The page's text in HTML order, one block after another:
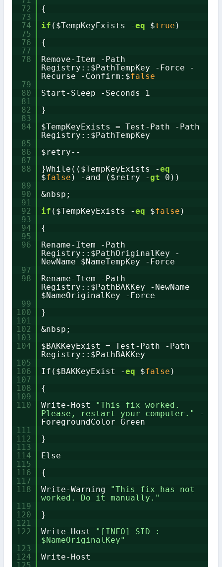
72
{
73
74
if ($TempKeyExists -eq $true )
75
76
{
77
78
Remove-Item -Path
Registry::$PathTempKey -Force -
Recurse -Confirm:$false
79
80
Start-Sleep -Seconds 1
81
82
}
83
84
$TempKeyExists = Test-Path -Path
Registry::$PathTempKey
85
86
$retry--
87
88
}While(($TempKeyExists -eq
$false ) -and ($retry -gt
0))
89
90
&nbsp;
91
92
if ($TempKeyExists -eq $false )
93
94
{
95
96
Rename-Item -Path
Registry::$PathOriginalKey -
NewName $NameTempKey -Force
97
98
Rename-Item -Path
Registry::$PathBAKKey -NewName
$NameOriginalKey -Force
99
100
}
101
102
&nbsp;
103
104
$BAKKeyExist = Test-Path -Path
Registry::$PathBAKKey
105
106
If($BAKKeyExist -eq $false )
107
108
{
109
110
Write-Host
"This fix worked.
Please, restart your computer."
-
ForegroundColor Green
111
112
}
113
114
Else
115
116
{
117
118
Write-Warning
"This fix has not
worked. Do it manually."
119
120
}
121
122
Write-Host
"[INFO] SID :
$NameOriginalKey"
123
124
Write-Host